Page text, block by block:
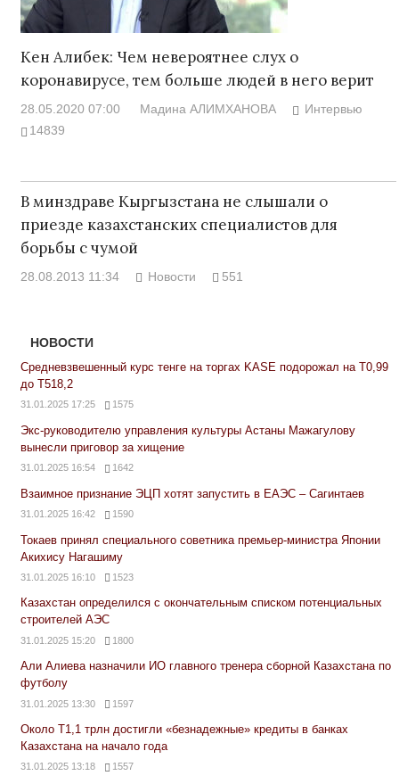
Кен Алибек: Чем невероятнее слух о
коронавирусе, тем больше людей в него верит
28.05.2020 07:00 Мадина АЛИМХАНОВА
Интервью
14839
В минздраве Кыргызстана не слышали о
приезде казахстанских специалистов для
борьбы с чумой
28.08.2013 11:34 Новости 551
НОВОСТИ
Средневзвешенный курс тенге на торгах KASE подорожал на Т0,99
до Т518,2
31.01.2025 17:25 1575
Экс-руководителю управления культуры Астаны Мажагулову
вынесли приговор за хищение
31.01.2025 16:54 1642
Взаимное признание ЭЦП хотят запустить в ЕАЭС – Сагинтаев
31.01.2025 16:42 1590
Токаев принял специального советника премьер-министра Японии
Акихису Нагашиму
31.01.2025 16:10 1523
Казахстан определился с окончательным списком потенциальных
строителей АЭС
31.01.2025 15:20 1800
Али Алиева назначили ИО главного тренера сборной Казахстана по
футболу
31.01.2025 13:30 1597
Около Т1,1 трлн достигли «безнадежные» кредиты в банках
Казахстана на начало года
31.01.2025 13:18 1557